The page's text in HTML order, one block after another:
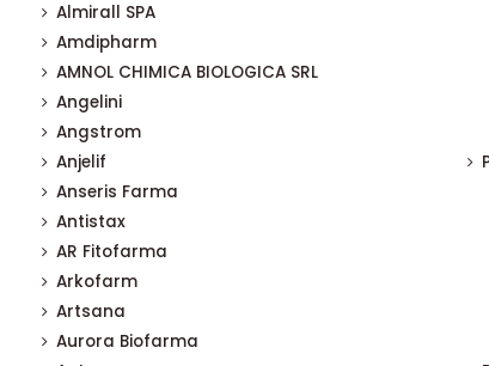
Almirall SPA
Amdipharm
AMNOL CHIMICA BIOLOGICA SRL
Angelini
Angstrom
Anjelif
Anseris Farma
Antistax
AR Fitofarma
Arkofarm
Artsana
Aurora Biofarma